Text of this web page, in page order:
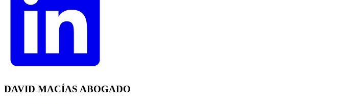
DAVID MACÍAS ABOGADO